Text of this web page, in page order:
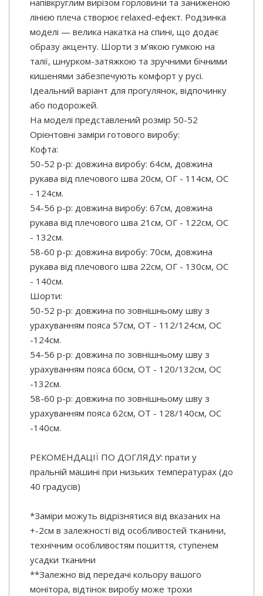
напівкруглим вирізом горловини та заниженою
лінією плеча створює relaxed-ефект. Родзинка
моделі — велика накатка на спині, що додає
образу акценту. Шорти з м’якою гумкою на
талії, шнурком-затяжкою та зручними бічними
кишенями забезпечують комфорт у русі.
Ідеальний варіант для прогулянок, відпочинку
або подорожей.
На моделі представлений розмір 50-52
Орієнтовні заміри готового виробу:
Кофта:
50-52 р-р: довжина виробу: 64см, довжина
рукава від плечового шва 20см, ОГ - 114см, OC
- 124см.
54-56 р-р: довжина виробу: 67см, довжина
рукава від плечового шва 21см, ОГ - 122см, OC
- 132см.
58-60 р-р: довжина виробу: 70см, довжина
рукава від плечового шва 22см, ОГ - 130см, OC
- 140см.
Шорти:
50-52 р-р: довжина по зовнішньому шву з
урахуванням пояса 57см, ОТ - 112/124см, OC
-124см.
54-56 р-р: довжина по зовнішньому шву з
урахуванням пояса 60см, ОТ - 120/132см, OC
-132см.
58-60 р-р: довжина по зовнішньому шву з
урахуванням пояса 62см, ОТ - 128/140см, OC
-140см.
РЕКОМЕНДАЦІЇ ПО ДОГЛЯДУ: прати у
пральній машині при низьких температурах (до
40 градусів)
*Заміри можуть відрізнятися від вказаних на
+-2см в залежності від особливостей тканини,
технічним особливостям пошиття, ступенем
усадки тканини
**Залежно від передачі кольору вашого
монітора, відтінок виробу може трохи